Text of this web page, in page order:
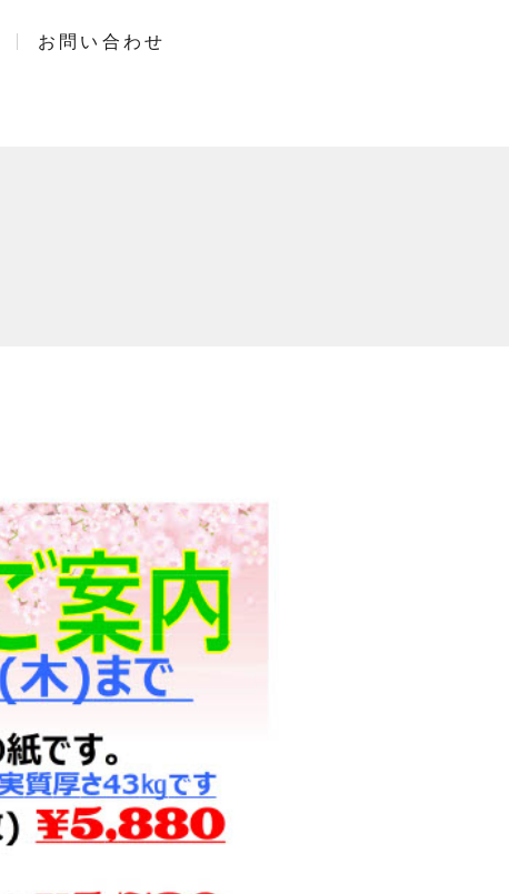
お問い合わせ